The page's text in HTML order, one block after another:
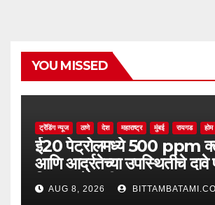
YOU MISSED
ट्रेंडिंग न्यूज ठाणे देश महाराष्ट्र मुंबई रायगड होम
ई20 पेट्रोलमध्ये 500 ppm
आणि आर्द्रतेच्या उपस्थितीचे
सिद्ध झाले नाहीत
AUG 8, 2026